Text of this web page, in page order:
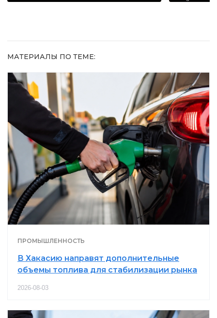
МАТЕРИАЛЫ ПО ТЕМЕ:
ПРОМЫШЛЕННОСТЬ
В Хакасию направят дополнительные
объемы топлива для стабилизации рынка
2026-08-03